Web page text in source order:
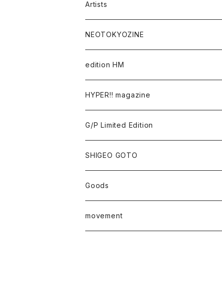
Artists
Takaaki Akashi
Kenta Cobayashi
Tomoo Gokita
Yutaka Hashimura
Mayumi Hosokura
Keiji Ito
junaida
NEOTOKYOZINE
BROKEN MIRRORS
TOKYO FRONTLINE PHOTO AWARD
edition HM
HYPER!! magazine
G/P Limited Edition
SHIGEO GOTO
Goods
T-shirt
movement